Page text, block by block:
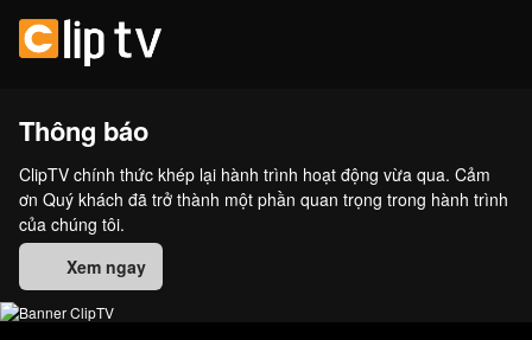
Thông báo
ClipTV chính thức khép lại hành trình hoạt động vừa qua. Cảm
ơn Quý khách đã trở thành một phần quan trọng trong hành trình
của chúng tôi.
Xem ngay